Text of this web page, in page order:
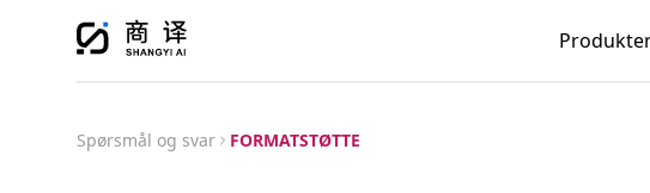
Spørsmål og svar FORMATSTØTTE